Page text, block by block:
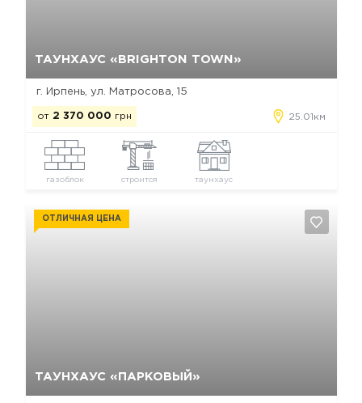
ТАУНХАУС «BRIGHTON TOWN»
г. Ирпень, ул. Матросова, 15
от 2 370 000 грн 25.01км
газоблок строится таунхаус
ТАУНХАУС «ПАРКОВЫЙ»
ОТЛИЧНАЯ ЦЕНА